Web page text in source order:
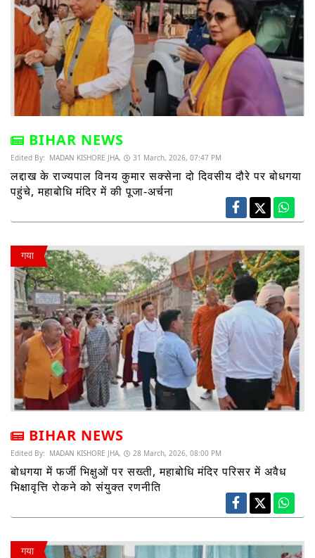
BIHAR NEWS
Edited By: MADAN KISHORE JHA, 31 March, 2026, 07:47 PM
लद्दाख के राज्यपाल विनय कुमार सक्सेना दो दिवसीय दौरे पर बोधगया
पहुंचे, महाबोधि मंदिर में की पूजा-अर्चना
गया
BIHAR NEWS
Edited By: MADAN KISHORE JHA, 28 March, 2026, 08:00 PM
बोधगया में फर्जी भिक्षुओं पर सख्ती, महाबोधि मंदिर परिसर में अवैध
भिक्षावृत्ति रोकने को संयुक्त रणनीति
गया